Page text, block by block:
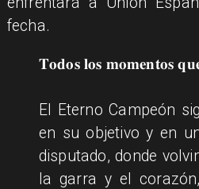
fecha.
𝐓𝐨𝐝𝐨𝐬 𝐥𝐨𝐬 𝐦𝐨𝐦𝐞𝐧𝐭𝐨𝐬
El Eterno Campeón
en su objetivo y en
disputado, donde
la garra y el